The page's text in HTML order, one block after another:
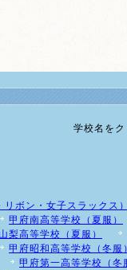
学校名を
リボン・女子スラックス
甲府南高等学校（夏服）
山梨高等学校（夏服）
甲府昭和高等学校（冬服
甲府第一高等学校（冬